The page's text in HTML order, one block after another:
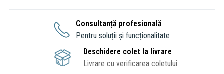
Consultanță profesională
Pentru soluții și funcționalitate
Deschidere colet la livrare
Livrare cu verificarea coletului